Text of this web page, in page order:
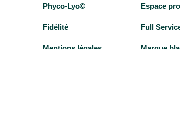
Phyco-Lyo©
Fidélité
Mentions légales
Espace
Full
Marque